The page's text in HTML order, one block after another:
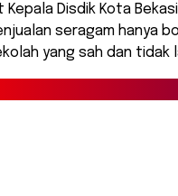
Kepala Disdik Kota
seragam hanya
yang sah dan tidak